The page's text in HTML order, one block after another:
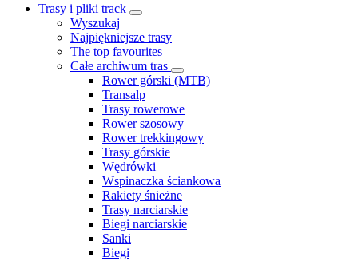
Trasy i pliki track
Wyszukaj
Najpiękniejsze trasy
The top favourites
Całe archiwum tras
Rower górski (MTB)
Transalp
Trasy rowerowe
Rower szosowy
Rower trekkingowy
Trasy górskie
Wędrówki
Wspinaczka ściankowa
Rakiety śnieżne
Trasy narciarskie
Biegi narciarskie
Sanki
Biegi